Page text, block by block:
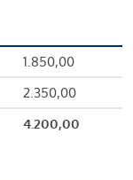
1.850,00
2.350,00
4.200,00